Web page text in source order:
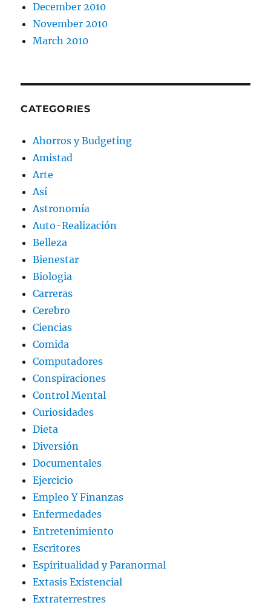
December 2010
November 2010
March 2010
CATEGORIES
Ahorros y Budgeting
Amistad
Arte
Así
Astronomía
Auto-Realización
Belleza
Bienestar
Biologia
Carreras
Cerebro
Ciencias
Comida
Computadores
Conspiraciones
Control Mental
Curiosidades
Dieta
Diversión
Documentales
Ejercicio
Empleo Y Finanzas
Enfermedades
Entretenimiento
Escritores
Espiritualidad y Paranormal
Extasis Existencial
Extraterrestres